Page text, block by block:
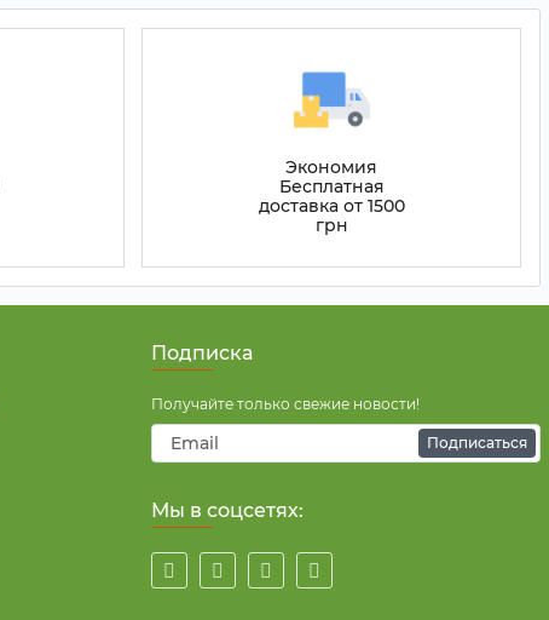
Экономия
Бесплатная
доставка от 1500
грн
Подписка
Получайте только свежие новости!
Подписаться
Мы в соцсетях: